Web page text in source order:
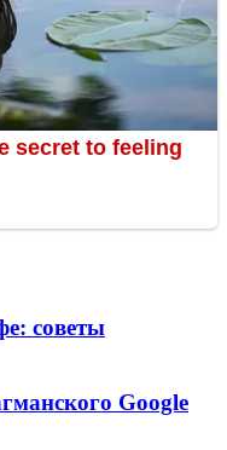
советы
Google